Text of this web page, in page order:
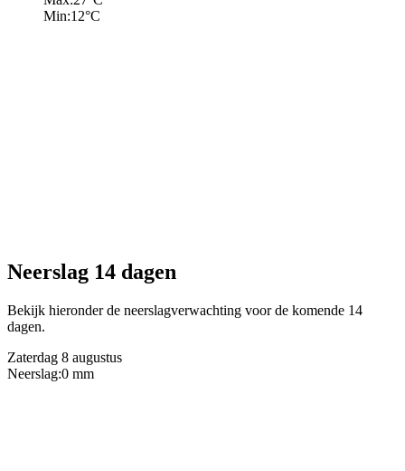
Min:12°C
Neerslag 14 dagen
Bekijk hieronder de neerslagverwachting voor de komende 14
dagen.
Zaterdag 8 augustus
Neerslag:0 mm